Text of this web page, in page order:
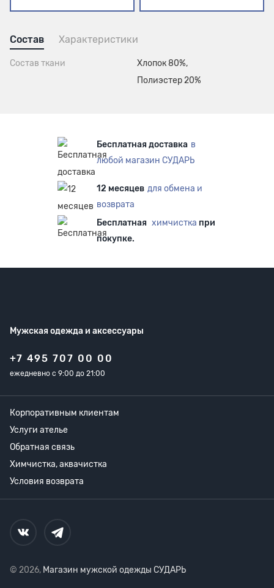
Состав Характеристики
Состав ткани
Хлопок 80%,
Полиэстер 20%
Бесплатная доставка в
любой магазин СУДАРЬ
12 месяцев для обмена и
возврата
Бесплатная химчистка при
покупке.
Мужская одежда и аксессуары
+7 495 707 00 00
ежедневно с 9:00 до 21:00
Корпоративным клиентам
Услуги ателье
Обратная связь
Химчистка, аквачистка
Условия возврата
© 2026, Магазин мужской одежды СУДАРЬ